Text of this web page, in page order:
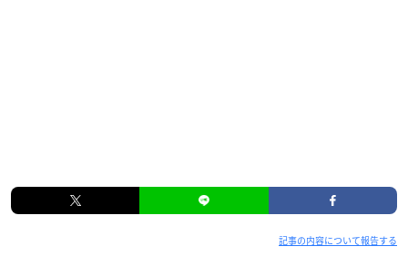
記事の内容について報告する